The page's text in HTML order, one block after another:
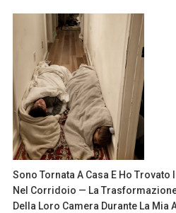
Sono Tornata A Casa E Ho
Nel Corridoio — La
Della Loro Camera Durante La Mia